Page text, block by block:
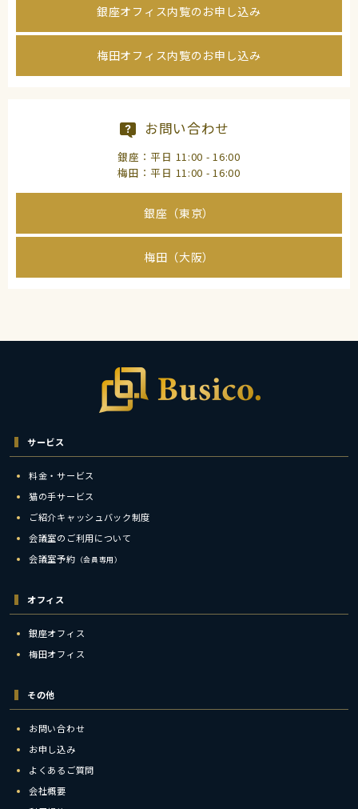
銀座オフィス内覧のお申し込み
梅田オフィス内覧のお申し込み
お問い合わせ
銀座：平日 11:00 - 16:00
梅田：平日 11:00 - 16:00
銀座（東京）
梅田（大阪）
サービス
料金・サービス
猫の手サービス
ご紹介キャッシュバック制度
会議室のご利用について
会議室予約 （会員専用）
オフィス
銀座オフィス
梅田オフィス
その他
お問い合わせ
お申し込み
よくあるご質問
会社概要